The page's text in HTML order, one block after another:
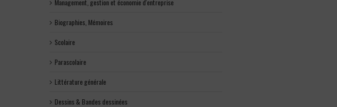
Management, gestion et économie d'entreprise
Biographies, Mémoires
Scolaire
Parascolaire
Littérature générale
Dessins & Bandes dessinées